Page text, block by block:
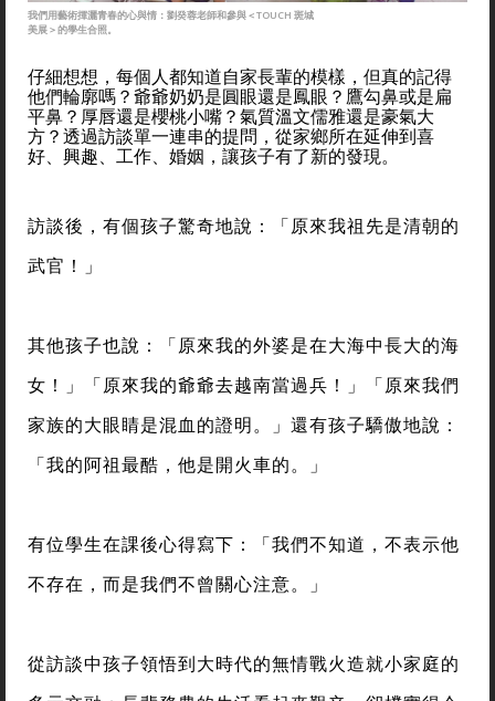
我們用藝術揮灑青春的心與情：劉癸蓉老師和參與＜TOUCH 斑城
美展＞的學生合照。
仔細想想，每個人都知道自家長輩的模樣，但真的記得
他們輪廓嗎？爺爺奶奶是圓眼還是鳳眼？鷹勾鼻或是扁
平鼻？厚唇還是櫻桃小嘴？氣質溫文儒雅還是豪氣大
方？透過訪談單一連串的提問，從家鄉所在延伸到喜
好、興趣、工作、婚姻，讓孩子有了新的發現。
訪談後，有個孩子驚奇地說：「原來我祖先是清朝的
武官！」
其他孩子也說：「原來我的外婆是在大海中長大的海
女！」「原來我的爺爺去越南當過兵！」「原來我們
家族的大眼睛是混血的證明。」還有孩子驕傲地說：
「我的阿祖最酷，他是開火車的。」
有位學生在課後心得寫下：「我們不知道，不表示他
不存在，而是我們不曾關心注意。」
從訪談中孩子領悟到大時代的無情戰火造就小家庭的